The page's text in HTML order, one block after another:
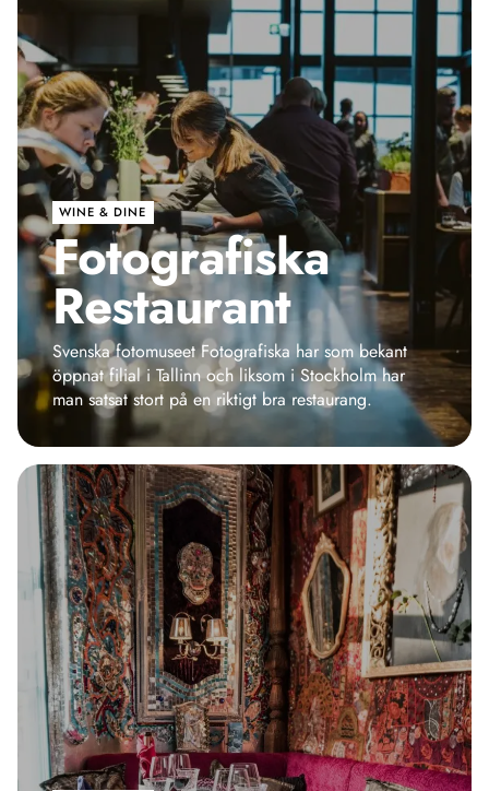
WINE & DINE
Fotografiska
Restaurant
Svenska fotomuseet Fotografiska har som bekant
öppnat filial i Tallinn och liksom i Stockholm har
man satsat stort på en riktigt bra restaurang.